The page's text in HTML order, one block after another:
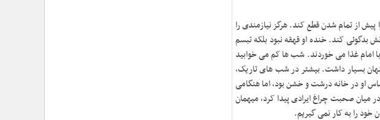
از تمام شدن قطع کند. هرگز نیازمندی را
بدگوئی کند. خنده او قهقه نبود بلکه تبسم
امام غذا می خوردند. شب ها کم می خوابید
بسیار داشت. بیشتر در شب های تاریک،
او در خانه درشت و خشن بود، اما هنگامی
میان صحبت چراغ ایرادی پیدا کرد، میهمان
خود را به کار نمی گیریم.